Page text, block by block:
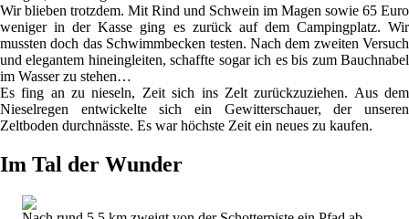
Wir blieben trotzdem. Mit Rind und Schwein im Magen sowie 65 Euro
weniger in der Kasse ging es zurück auf dem Campingplatz. Wir
mussten doch das Schwimmbecken testen. Nach dem zweiten Versuch
und elegantem hineingleiten, schaffte sogar ich es bis zum Bauchnabel
im Wasser zu stehen…
Es fing an zu nieseln, Zeit sich ins Zelt zurückzuziehen. Aus dem
Nieselregen entwickelte sich ein Gewitterschauer, der unseren
Zeltboden durchnässte. Es war höchste Zeit ein neues zu kaufen.
Im Tal der Wunder